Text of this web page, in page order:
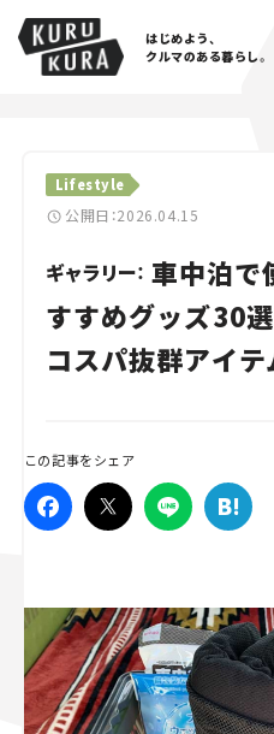
はじめよう、
クルマのある暮らし。
Lifestyle
公開日：2026.04.15
ギャラリー： 車中泊で
すすめグッズ30
コスパ抜群アイテ
この記事をシェア
Cars
Lifestyle
Traffic
Special
Campaign
人気のハッシュタグ